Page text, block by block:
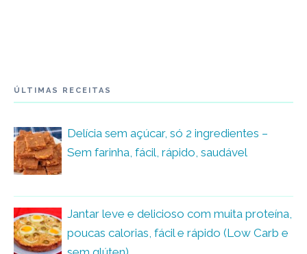
ÚLTIMAS RECEITAS
Delícia sem açúcar, só 2 ingredientes –
Sem farinha, fácil, rápido, saudável
Jantar leve e delicioso com muita proteína,
poucas calorias, fácil e rápido (Low Carb e